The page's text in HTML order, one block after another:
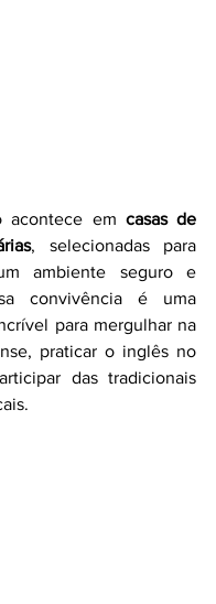
acontece em casas de
, selecionadas para
ambiente seguro e
convivência é uma
para mergulhar na
praticar o inglês no
das tradicionais